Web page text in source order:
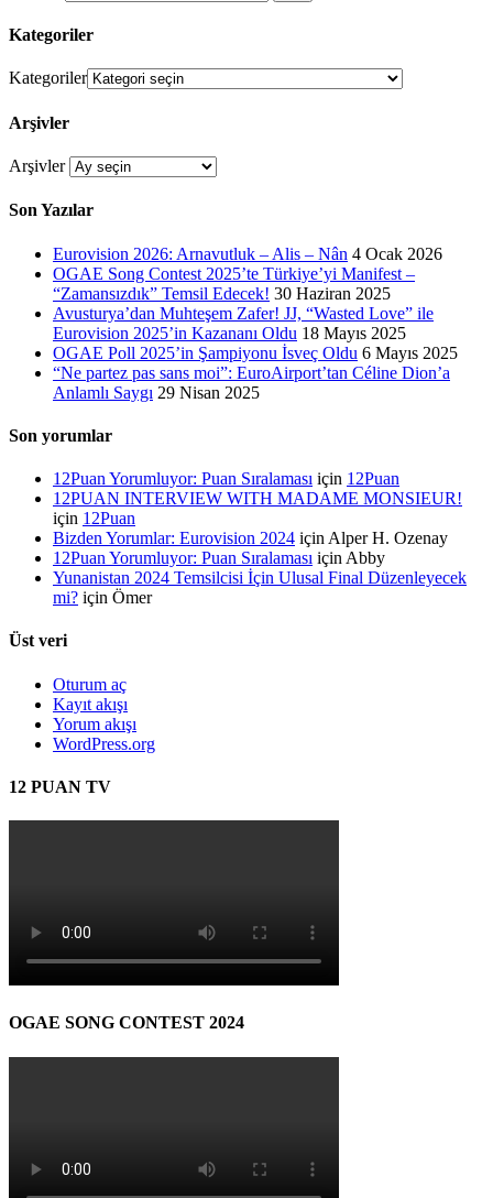
Kategoriler
Kategoriler
Arşivler
Arşivler
Son Yazılar
Eurovision 2026: Arnavutluk – Alis – Nân 4 Ocak 2026
OGAE Song Contest 2025’te Türkiye’yi Manifest –
“Zamansızdık” Temsil Edecek! 30 Haziran 2025
Avusturya’dan Muhteşem Zafer! JJ, “Wasted Love” ile
Eurovision 2025’in Kazananı Oldu 18 Mayıs 2025
OGAE Poll 2025’in Şampiyonu İsveç Oldu 6 Mayıs 2025
“Ne partez pas sans moi”: EuroAirport’tan Céline Dion’a
Anlamlı Saygı 29 Nisan 2025
Son yorumlar
12Puan Yorumluyor: Puan Sıralaması için 12Puan
12PUAN INTERVIEW WITH MADAME MONSIEUR!
için 12Puan
Bizden Yorumlar: Eurovision 2024 için Alper H. Ozenay
12Puan Yorumluyor: Puan Sıralaması için Abby
Yunanistan 2024 Temsilcisi İçin Ulusal Final Düzenleyecek
mi? için Ömer
Üst veri
Oturum aç
Kayıt akışı
Yorum akışı
WordPress.org
12 PUAN TV
OGAE SONG CONTEST 2024